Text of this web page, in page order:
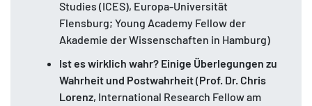
Studies (ICES), Europa-Universität
Flensburg; Young Academy Fellow der
Akademie der Wissenschaften in Hamburg)
Ist es wirklich wahr? Einige Überlegungen zu
Wahrheit und Postwahrheit(Prof. Dr. Chris
Lorenz, International Research Fellow am